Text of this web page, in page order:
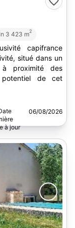
3 423 m2
capifrance
situé dans un
à proximité des
de cet
06/08/2026